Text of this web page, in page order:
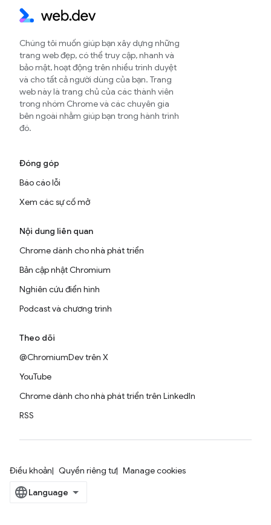
Chúng tôi muốn giúp bạn xây dựng những
trang web đẹp, có thể truy cập, nhanh và
bảo mật, hoạt động trên nhiều trình duyệt
và cho tất cả người dùng của bạn. Trang
web này là trang chủ của các thành viên
trong nhóm Chrome và các chuyên gia
bên ngoài nhằm giúp bạn trong hành trình
đó.
Đóng góp
Báo cáo lỗi
Xem các sự cố mở
Nội dung liên quan
Chrome dành cho nhà phát triển
Bản cập nhật Chromium
Nghiên cứu điển hình
Podcast và chương trình
Theo dõi
@ChromiumDev trên X
YouTube
Chrome dành cho nhà phát triển trên LinkedIn
RSS
Điều khoản Quyền riêng tư Manage cookies